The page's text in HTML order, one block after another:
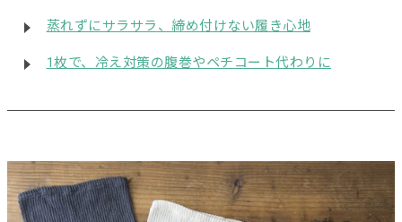
蒸れずにサラサラ、締め付けない履き心地
1枚で、冷え対策の腹巻やペチコート代わりに